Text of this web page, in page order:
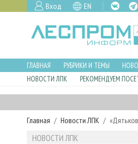
Вход EN
ГЛАВНАЯ РУБРИКИ И ТЕМЫ
НОВОСТИ ЛПК
РЕКОМЕНДУЕМ
Главная Новости ЛПК
НОВОСТИ ЛПК